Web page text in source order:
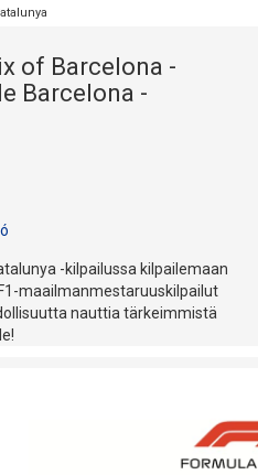
of Barcelona -
Barcelona -
-kilpailussa kilpailemaan
maailmanmestaruuskilpailut
nauttia tärkeimmistä